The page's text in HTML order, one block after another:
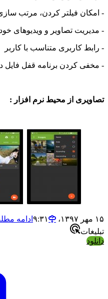
فیلتر کردن، مرتب سازی و
تصاویر و ویدیوهای خود
کاربری متناسب با کاربر
کردن برنامه قفل فایل در
از محیط نرم افزار :
ادامه مطلب